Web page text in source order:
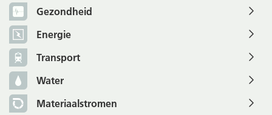
Gezondheid
Energie
Transport
Water
Materiaalstromen